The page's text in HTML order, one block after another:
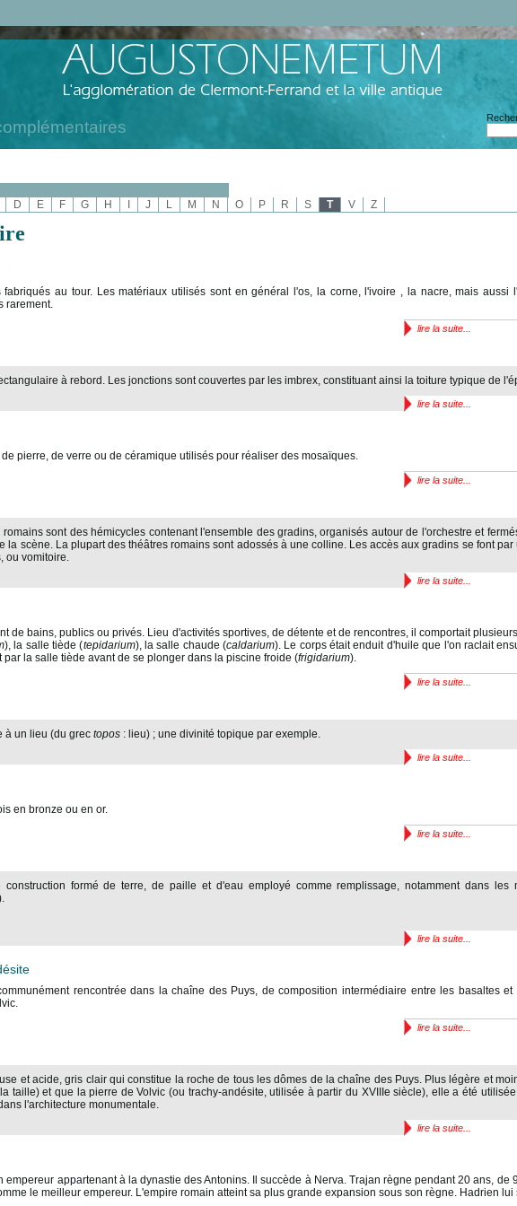
D E F G H J L M N O P R S T V Z
fabriqués au tour. Les matériaux utilisés sont en général l'os, la corne, l'ivoire , la nacre, mais aussi
rarement.
lire la suite...
à rebord. Les jonctions sont couvertes par les imbrex, constituant ainsi la toiture typique de
lire la suite...
de pierre, de verre ou de céramique utilisés pour réaliser des mosaïques.
lire la suite...
romains sont des hémicycles contenant l'ensemble des gradins, organisés autour de l'orchestre et
la scène. La plupart des théâtres romains sont adossés à une colline. Les accès aux gradins se font
ou vomitoire.
lire la suite...
de bains, publics ou privés. Lieu d'activités sportives, de détente et de rencontres, il comportait
), la salle tiède (tepidarium), la salle chaude (caldarium). Le corps était enduit d'huile que l'on raclait
par la salle tiède avant de se plonger dans la piscine froide (frigidarium).
lire la suite...
à un lieu (du grec topos : lieu) ; une divinité topique par exemple.
lire la suite...
en bronze ou en or.
lire la suite...
construction formé de terre, de paille et d'eau employé comme remplissage, notamment dans
lire la suite...
rencontrée dans la chaîne des Puys, de composition intermédiaire entre les basaltes et
lire la suite...
et acide, gris clair qui constitue la roche de tous les dômes de la chaîne des Puys. Plus légère et
taille) et que la pierre de Volvic (ou trachy-andésite, utilisée à partir du XVIIIe siècle), elle a été
l'architecture monumentale.
lire la suite...
empereur appartenant à la dynastie des Antonins. Il succède à Nerva. Trajan règne pendant 20 ans, de
le meilleur empereur. L'empire romain atteint sa plus grande expansion sous son règne. Hadrien lui